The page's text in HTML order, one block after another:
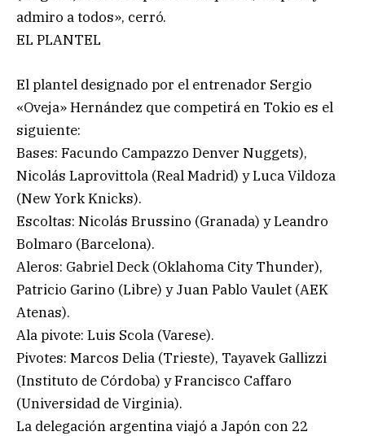
admiro a todos», cerró.
EL PLANTEL
El plantel designado por el entrenador Sergio
«Oveja» Hernández que competirá en Tokio es el
siguiente:
Bases: Facundo Campazzo Denver Nuggets),
Nicolás Laprovittola (Real Madrid) y Luca Vildoza
(New York Knicks).
Escoltas: Nicolás Brussino (Granada) y Leandro
Bolmaro (Barcelona).
Aleros: Gabriel Deck (Oklahoma City Thunder),
Patricio Garino (Libre) y Juan Pablo Vaulet (AEK
Atenas).
Ala pivote: Luis Scola (Varese).
Pivotes: Marcos Delia (Trieste), Tayavek Gallizzi
(Instituto de Córdoba) y Francisco Caffaro
(Universidad de Virginia).
La delegación argentina viajó a Japón con 22